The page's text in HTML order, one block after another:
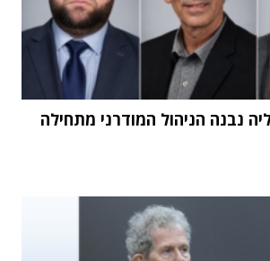
נבנה הניהול המודרני מתחילה